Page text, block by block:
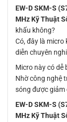
EW-D SKM-S
MHz Kỹ Thuật
khấu không?
Có, đây là
diễn chuyên
Micro này có dễ
Nhờ công nghệ
sóng được giảm
EW-D SKM-S
MHz Kỹ Thuật